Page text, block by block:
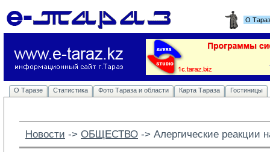
О
О Таразе Статистика Фото Тараза и области Карта Тараза Гостиницы
Новости -> ОБЩЕСТВО -> Алергические реакции